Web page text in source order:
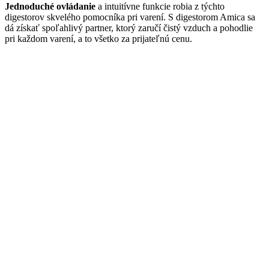
Jednoduché ovládanie a intuitívne funkcie robia z týchto
digestorov skvelého pomocníka pri varení. S digestorom Amica sa
dá získať spoľahlivý partner, ktorý zaručí čistý vzduch a pohodlie
pri každom varení, a to všetko za prijateľnú cenu.